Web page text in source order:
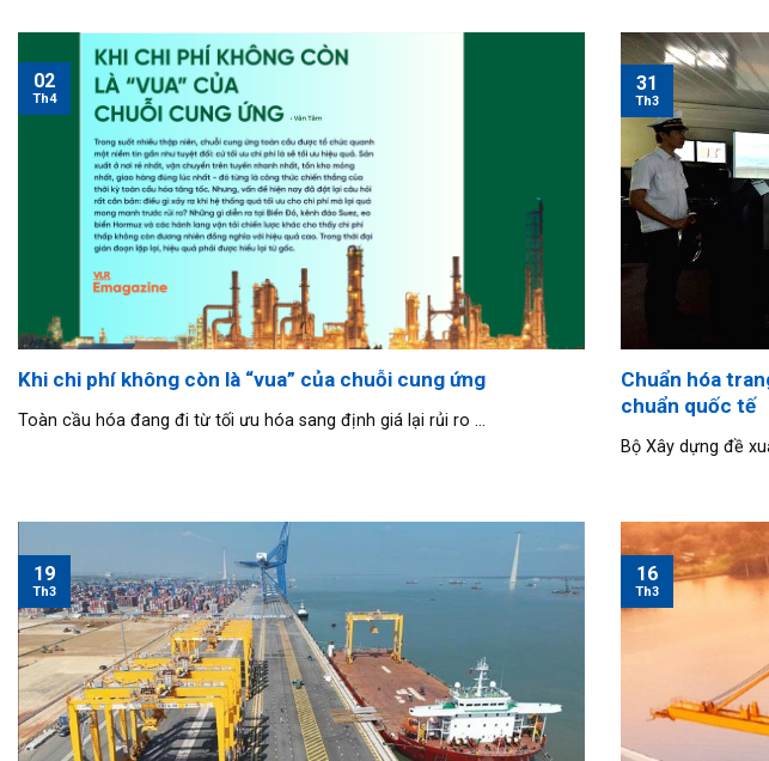
Khi chi phí không còn là “vua” của chuỗi cung ứng
Toàn cầu hóa đang đi từ tối ưu hóa sang định giá lại rủi ro ...
02
Th4
Chuẩn hóa
chuẩn quốc tế
Bộ Xây dựng đề
31
Th3
19
Th3
16
Th3